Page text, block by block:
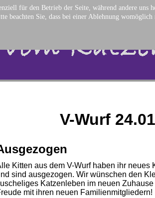
V-Wurf
Kitten aus dem V-Wurf haben ihr neues
sind ausgezogen. Wir wünschen den
Katzenleben im neuen
mit ihren neuen Familienmitgliedern!
für den Betrieb der Seite, während andere
beachten Sie, dass bei einer Ablehnung